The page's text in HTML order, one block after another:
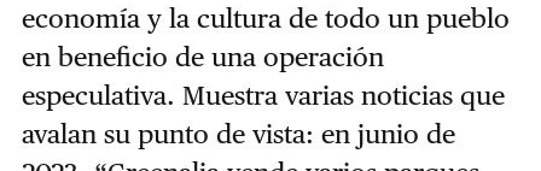
economía y la cultura de todo un pueblo
en beneficio de una operación
especulativa. Muestra varias noticias que
avalan su punto de vista: en junio de